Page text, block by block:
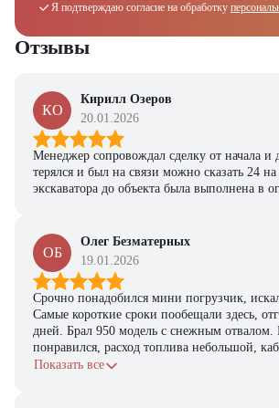
Я подтверждаю согласие на обработку
Отзывы
КО
Кирилл Озеров
20.01.2026
Менеджер сопровождал сделку от начала и
терялся и был на связи можно сказать 24
экскаватора до объекта была выполнена в
ОБ
Олег Безматерных
19.01.2026
Срочно понадобился мини погрузчик,
Самые короткие сроки пообещали здесь,
дней. Брал 950 модель с снежным отвалом.
понравился, расход топлива небольшой,
с задачами справляется.
Показать все